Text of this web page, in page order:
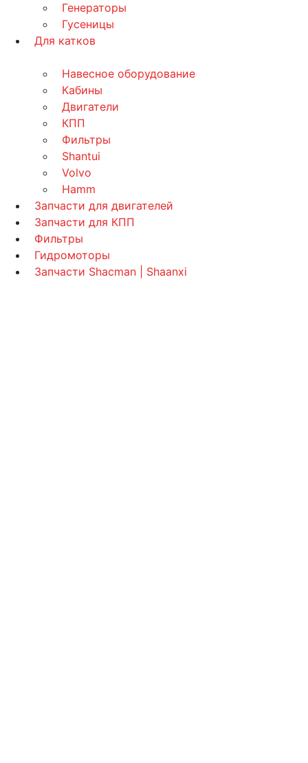
Генераторы
Гусеницы
Для катков
Навесное оборудование
Кабины
Двигатели
КПП
Фильтры
Shantui
Volvo
Hamm
Запчасти для двигателей
Запчасти для КПП
Фильтры
Гидромоторы
Запчасти Shacman | Shaanxi